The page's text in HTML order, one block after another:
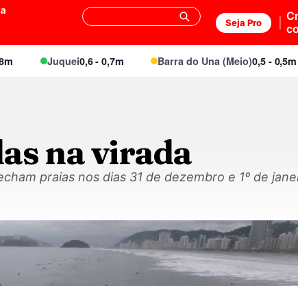
Seja Pro
Juquei0,6 - 0,7m Barra do Una (Meio)0,5 - 0,5m
na virada
praias nos dias 31 de dezembro e 1º de